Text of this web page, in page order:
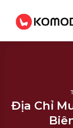
content
Địa Chỉ